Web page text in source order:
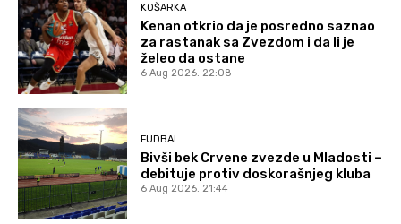
KOŠARKA
Kenan otkrio da je posredno saznao
za rastanak sa Zvezdom i da li je
želeo da ostane
6 Aug 2026. 22:08
FUDBAL
Bivši bek Crvene zvezde u Mladosti –
debituje protiv doskorašnjeg kluba
6 Aug 2026. 21:44